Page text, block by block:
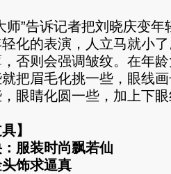
”告诉记者把刘晓庆变年
化的表演，人立马就小
否则会强调皱纹。在年
把眉毛化挑一些，眼线
眼睛化圆一些，加上下
】
装时尚飘若仙
饰求逼真